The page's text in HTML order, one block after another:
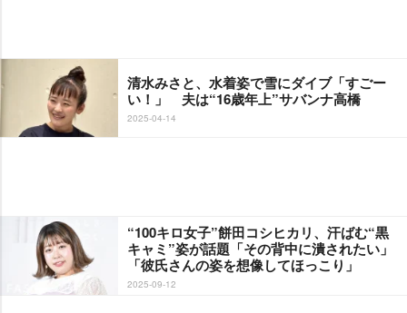
清水みさと、水着姿で雪にダイブ「すごー
い！」 夫は“16歳年上”サバンナ高橋
2025-04-14
“100キロ女子”餅田コシヒカリ、汗ばむ“黒
キャミ”姿が話題「その背中に潰されたい」
「彼氏さんの姿を想像してほっこり」
2025-09-12